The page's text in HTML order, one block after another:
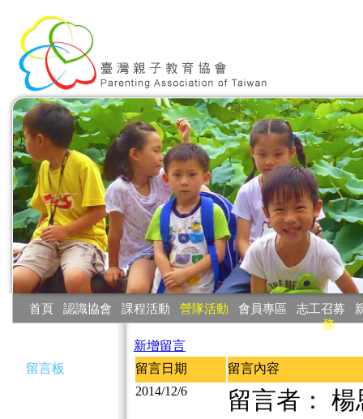
首頁 認識協會 課程活動 營隊活動 會員專區 志工召募
務
留言板
新增留言
留言日期
留言內容
2014/12/6
留言者： 楊